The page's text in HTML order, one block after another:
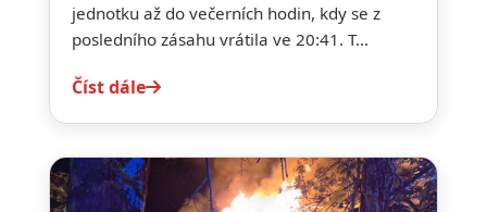
jednotku až do večerních hodin, kdy se z
posledního zásahu vrátila ve 20:41. T...
Číst dále